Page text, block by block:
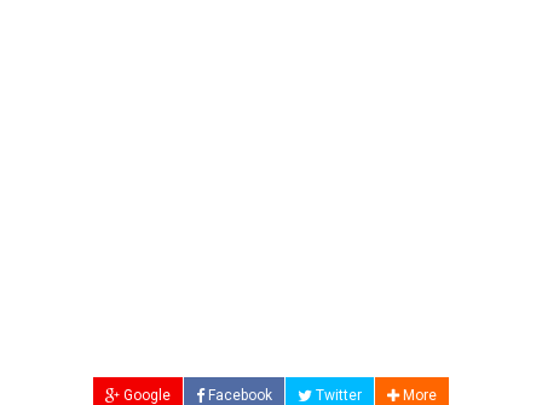
Google Facebook Twitter More